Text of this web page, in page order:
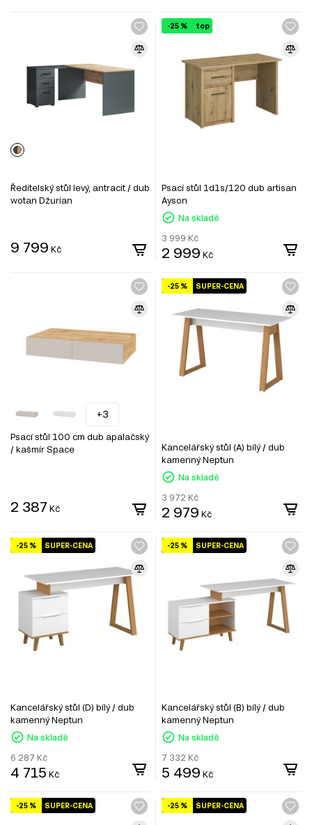
Ředitelský stůl levý, antracit / dub
wotan Džurian
9 799 Kč
top
-25 %
Psací stůl 1d1s/120 dub artisan
Ayson
Na skladě
3 999 Kč
2 999 Kč
+3
Psací stůl 100 cm dub apalačský
/ kašmír Space
2 387 Kč
SUPER-CENA
-25 %
Kancelářský stůl (A) bílý / dub
kamenný Neptun
Na skladě
3 972 Kč
2 979 Kč
SUPER-CENA
-25 %
Kancelářský stůl (D) bílý / dub
kamenný Neptun
Na skladě
6 287 Kč
4 715 Kč
SUPER-CENA
-25 %
Kancelářský stůl (B) bílý / dub
kamenný Neptun
Na skladě
7 332 Kč
5 499 Kč
SUPER-CENA
-25 % SUPER-CENA
-25 %